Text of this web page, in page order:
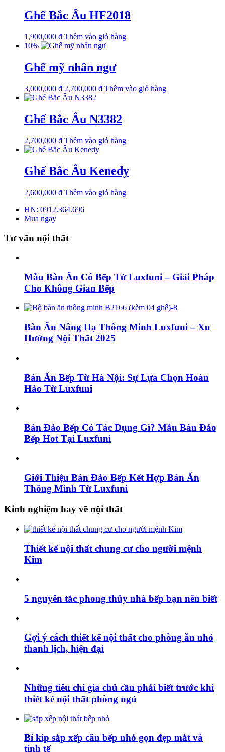
Ghế Bắc Âu HF2018
1,900,000 ₫ Thêm vào giỏ hàng
10%
Ghế mỹ nhân ngư
3,000,000₫ 2,700,000 ₫ Thêm vào giỏ hàng
Ghế Bắc Âu N3382
2,700,000 ₫ Thêm vào giỏ hàng
Ghế Bắc Âu Kenedy
2,600,000 ₫ Thêm vào giỏ hàng
HN: 0912.364.696
Mua ngay
Tư vấn nội thất
Mẫu Bàn Ăn Có Bếp Từ Luxfuni – Giải Pháp
Cho Không Gian Bếp
Bàn Ăn Nâng Hạ Thông Minh Luxfuni – Xu
Hướng Nội Thất 2025
Bàn Ăn Bếp Từ Hà Nội: Sự Lựa Chọn Hoàn
Hảo Từ Luxfuni
Bàn Đảo Bếp Có Tác Dụng Gì? Mẫu Bàn Đảo
Bếp Hot Tại Luxfuni
Giới Thiệu Bàn Đảo Bếp Kết Hợp Bàn Ăn
Thông Minh Từ Luxfuni
Kinh nghiệm hay về nội thất
Thiết kế nội thất chung cư cho người mệnh
Kim
5 nguyên tắc phong thủy nhà bếp bạn nên biết
Gợi ý cách thiết kế nội thất cho phòng ăn nhỏ
thanh lịch, hiện đại
Những tiêu chí gia chủ cần phải biết trước khi
thiết kế nội thất phòng ngủ
Bí kíp sắp xếp căn bếp nhỏ gọn đẹp mắt và
tinh tế